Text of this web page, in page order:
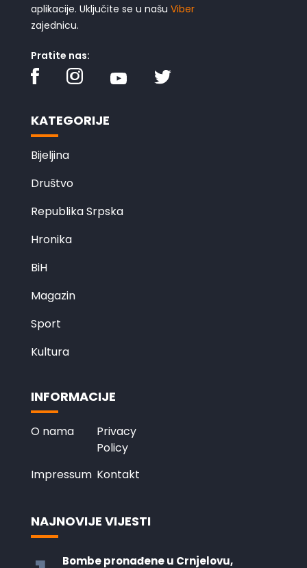
aplikacije. Uključite se u našu Viber
zajednicu.
Pratite nas:
KATEGORIJE
Bijeljina
Društvo
Republika Srpska
Hronika
BiH
Magazin
Sport
Kultura
INFORMACIJE
O nama
Privacy
Policy
Impressum Kontakt
NAJNOVIJE VIJESTI
Bombe pronađene u Crnjelovu,